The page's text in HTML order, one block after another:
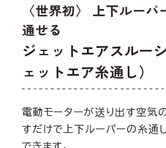
〈世界初〉 上下ルー
通せる
ジェットエアスルー
ェットエア糸通し）
電動モーターが送り出す空気
すだけで上下ルーパーの糸通
できます。